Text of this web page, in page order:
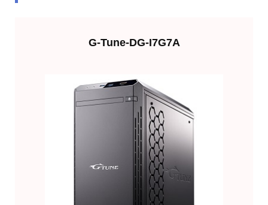
G-Tune-DG-I7G7A